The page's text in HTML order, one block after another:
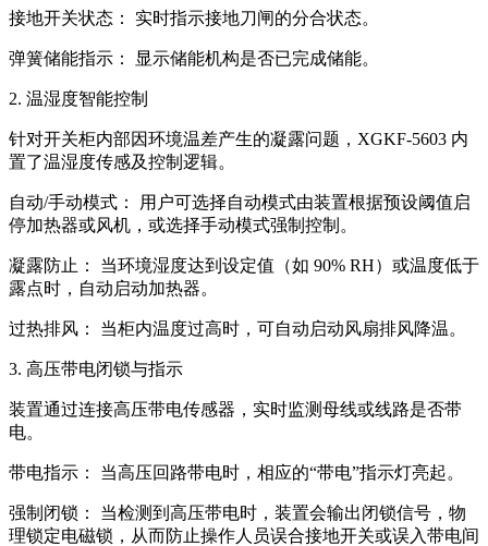
接地开关状态： 实时指示接地刀闸的分合状态。
弹簧储能指示： 显示储能机构是否已完成储能。
2. 温湿度智能控制
针对开关柜内部因环境温差产生的凝露问题，XGKF-5603 内
置了温湿度传感及控制逻辑。
自动/手动模式： 用户可选择自动模式由装置根据预设阈值启
停加热器或风机，或选择手动模式强制控制。
凝露防止： 当环境湿度达到设定值（如 90% RH）或温度低于
露点时，自动启动加热器。
过热排风： 当柜内温度过高时，可自动启动风扇排风降温。
3. 高压带电闭锁与指示
装置通过连接高压带电传感器，实时监测母线或线路是否带
电。
带电指示： 当高压回路带电时，相应的“带电”指示灯亮起。
强制闭锁： 当检测到高压带电时，装置会输出闭锁信号，物
理锁定电磁锁，从而防止操作人员误合接地开关或误入带电间